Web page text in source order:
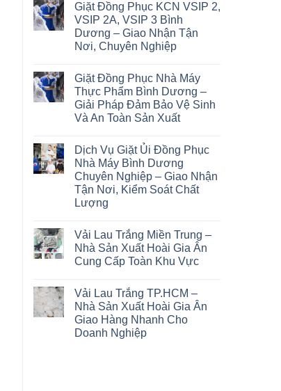
Giặt Đồng Phục KCN VSIP 2,
VSIP 2A, VSIP 3 Bình
Dương – Giao Nhận Tận
Nơi, Chuyên Nghiệp
Giặt Đồng Phục Nhà Máy
Thực Phẩm Bình Dương –
Giải Pháp Đảm Bảo Vệ Sinh
Và An Toàn Sản Xuất
Dịch Vụ Giặt Ủi Đồng Phục
Nhà Máy Bình Dương
Chuyên Nghiệp – Giao Nhận
Tận Nơi, Kiểm Soát Chất
Lượng
Vải Lau Trắng Miền Trung –
Nhà Sản Xuất Hoài Gia Ân
Cung Cấp Toàn Khu Vực
Vải Lau Trắng TP.HCM –
Nhà Sản Xuất Hoài Gia Ân
Giao Hàng Nhanh Cho
Doanh Nghiệp